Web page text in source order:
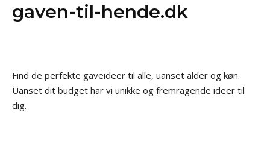
gaven-til-hende.dk
Find de perfekte gaveideer til alle, uanset alder og køn.
Uanset dit budget har vi unikke og fremragende ideer til
dig.